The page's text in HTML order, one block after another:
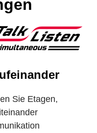
Sie Etagen,